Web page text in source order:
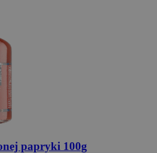
papryki 100g